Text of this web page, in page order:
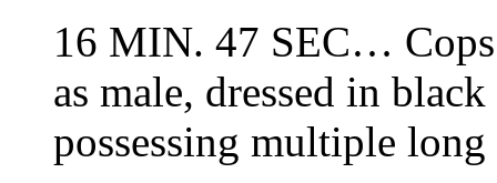
16 MIN. 47 SEC… Cops
as male, dressed in
possessing multiple long